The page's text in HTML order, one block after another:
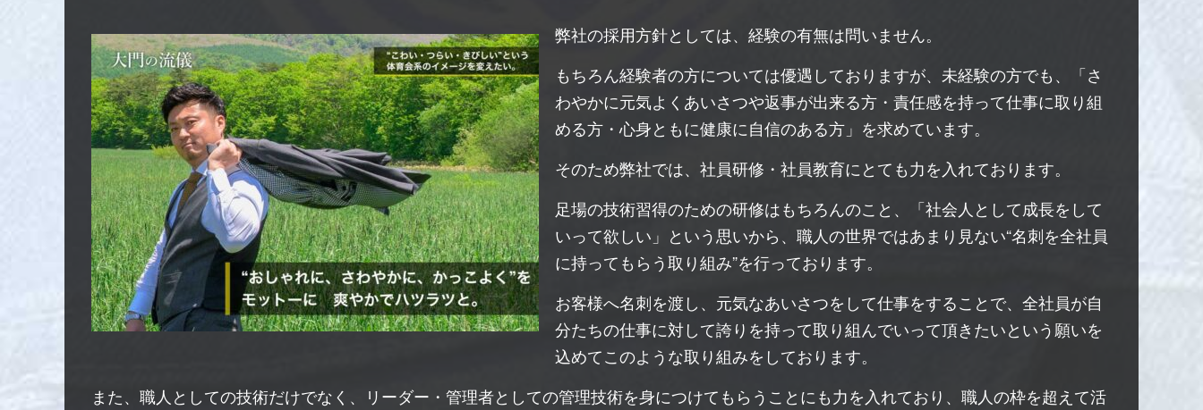
弊社の採用方針としては、経験の有無は問いません。
もちろん経験者の方については優遇しておりますが、未経験の方でも、「さ
わやかに元気よくあいさつや返事が出来る方・責任感を持って仕事に取り組
める方・心身ともに健康に自信のある方」を求めています。
そのため弊社では、社員研修・社員教育にとても力を入れております。
足場の技術習得のための研修はもちろんのこと、「社会人として成長をして
いって欲しい」という思いから、職人の世界ではあまり見ない“名刺を全社員
に持ってもらう取り組み”を行っております。
お客様へ名刺を渡し、元気なあいさつをして仕事をすることで、全社員が自
分たちの仕事に対して誇りを持って取り組んでいって頂きたいという願いを
込めてこのような取り組みをしております。
また、職人としての技術だけでなく、リーダー・管理者としての管理技術を身につけてもらうことにも力を入れており、職人の枠を超えて活